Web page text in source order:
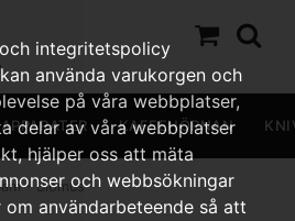
KAFFEHÖRNAN
- Blomus
integritetspolicy
använda varukorgen och
på våra webbplatser,
delar av våra webbplatser
hjälper oss att mäta
och webbsökningar
användarbeteende så att